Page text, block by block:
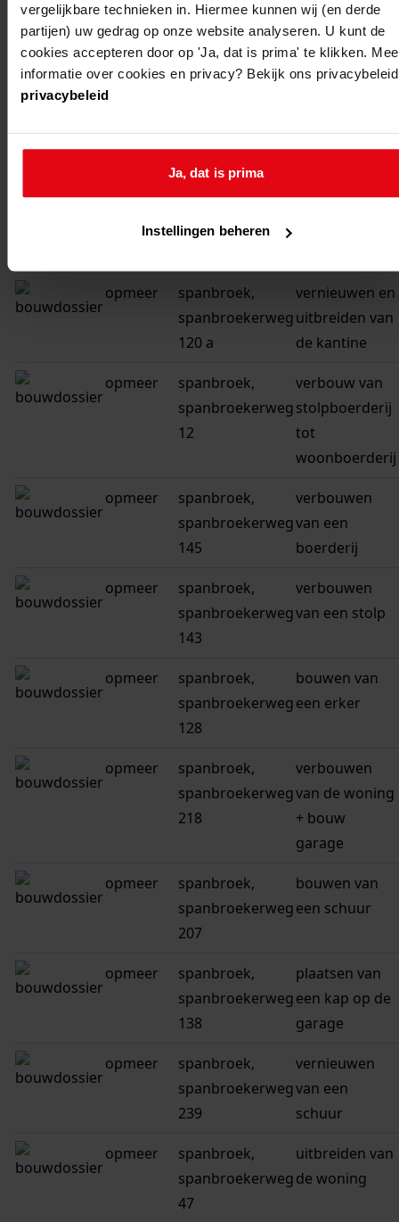
vergelijkbare technieken in. Hiermee kunnen wij (en derde
partijen) uw gedrag op onze website analyseren. U kunt de
cookies accepteren door op 'Ja, dat is prima' te klikken.
informatie over cookies en privacy? Bekijk ons privacybeleid
privacybeleid
Ja, dat is prima
Instellingen beheren
opmeer
spanbroek,
spanbroekerweg
122
verbouwen
van de woning
spanbroekerwegde woning +
opmeer
spanbroek,
spanbroekerweg
bouwen van
opmeer
spanbroek,
spanbroekerweg
120 a
vernieuwen en
uitbreiden van
de kantine
opmeer
spanbroek,
spanbroekerweg
12
verbouw van
stolpboerderij
tot
woonboerderij
opmeer
spanbroek,
spanbroekerweg
145
verbouwen
van een
boerderij
opmeer
spanbroek,
spanbroekerweg
143
verbouwen
van een stolp
opmeer
spanbroek,
spanbroekerweg
128
bouwen van
een erker
opmeer
spanbroek,
spanbroekerweg
218
verbouwen
van de woning
+ bouw
garage
opmeer
spanbroek,
spanbroekerweg
207
bouwen van
een schuur
opmeer
spanbroek,
spanbroekerweg
138
plaatsen van
een kap op de
garage
opmeer
spanbroek,
spanbroekerweg
239
vernieuwen
van een
schuur
opmeer
spanbroek,
spanbroekerweg
47
uitbreiden van
de woning